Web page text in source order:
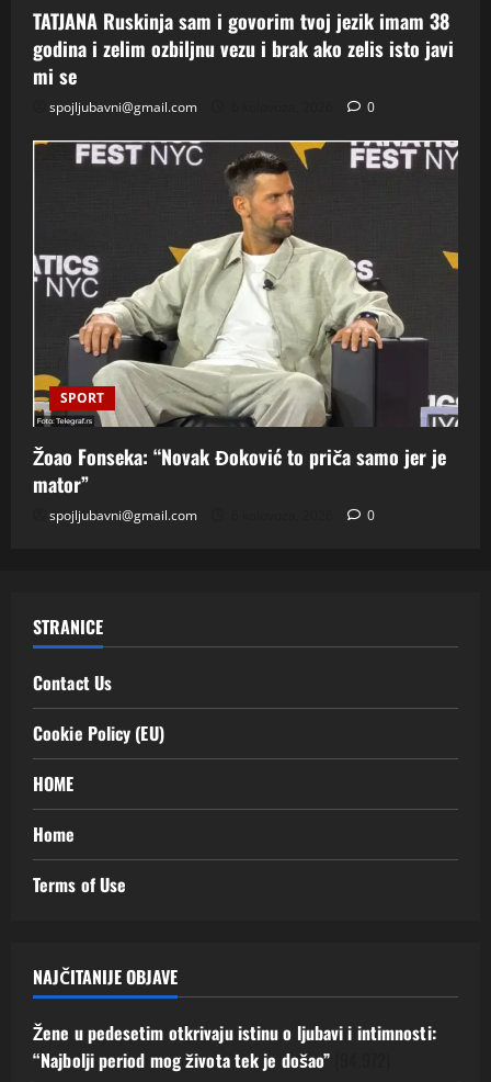
TATJANA Ruskinja sam i govorim tvoj jezik imam 38
godina i zelim ozbiljnu vezu i brak ako zelis isto javi
mi se
spojljubavni@gmail.com 0
SPORT
Žoao Fonseka: “Novak Đoković to priča samo jer je
mator”
spojljubavni@gmail.com 0
STRANICE
Contact Us
Cookie Policy (EU)
HOME
Home
Terms of Use
NAJČITANIJE OBJAVE
Žene u pedesetim otkrivaju istinu o ljubavi i intimnosti:
“Najbolji period mog života tek je došao”